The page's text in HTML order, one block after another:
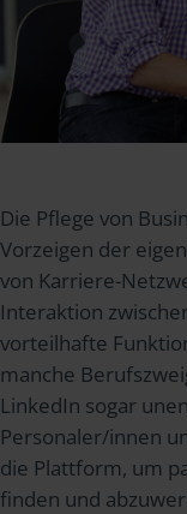
Die Pflege von
Vorzeigen der
von Karriere-
Interaktion
vorteilhafte
manche
LinkedIn sogar
Personaler/innen
die Plattform, um
finden und